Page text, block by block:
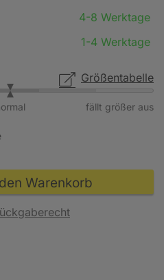
4-8 Werktage
1-4 Werktage
Größentabelle
fällt größer aus
Warenkorb